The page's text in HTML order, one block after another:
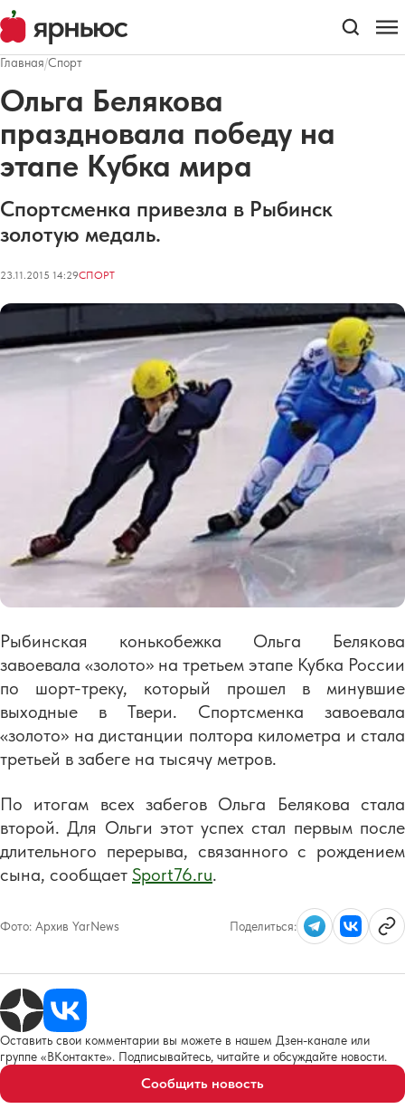
Главная/Спорт
Ольга Белякова
праздновала победу на
этапе Кубка мира
Спортсменка привезла в Рыбинск
золотую медаль.
23.11.2015 14:29СПОРТ
Рыбинская конькобежка Ольга Белякова
завоевала «золото» на третьем этапе Кубка России
по шорт-треку, который прошел в минувшие
выходные в Твери. Спортсменка завоевала
«золото» на дистанции полтора километра и стала
третьей в забеге на тысячу метров.
По итогам всех забегов Ольга Белякова стала
второй. Для Ольги этот успех стал первым после
длительного перерыва, связанного с рождением
сына, сообщает Sport76.ru.
Фото: Архив YarNews Поделиться:
Оставить свои комментарии вы можете в нашем Дзен-канале или
группе «ВКонтакте». Подписывайтесь, читайте и обсуждайте новости.
Сообщить новость